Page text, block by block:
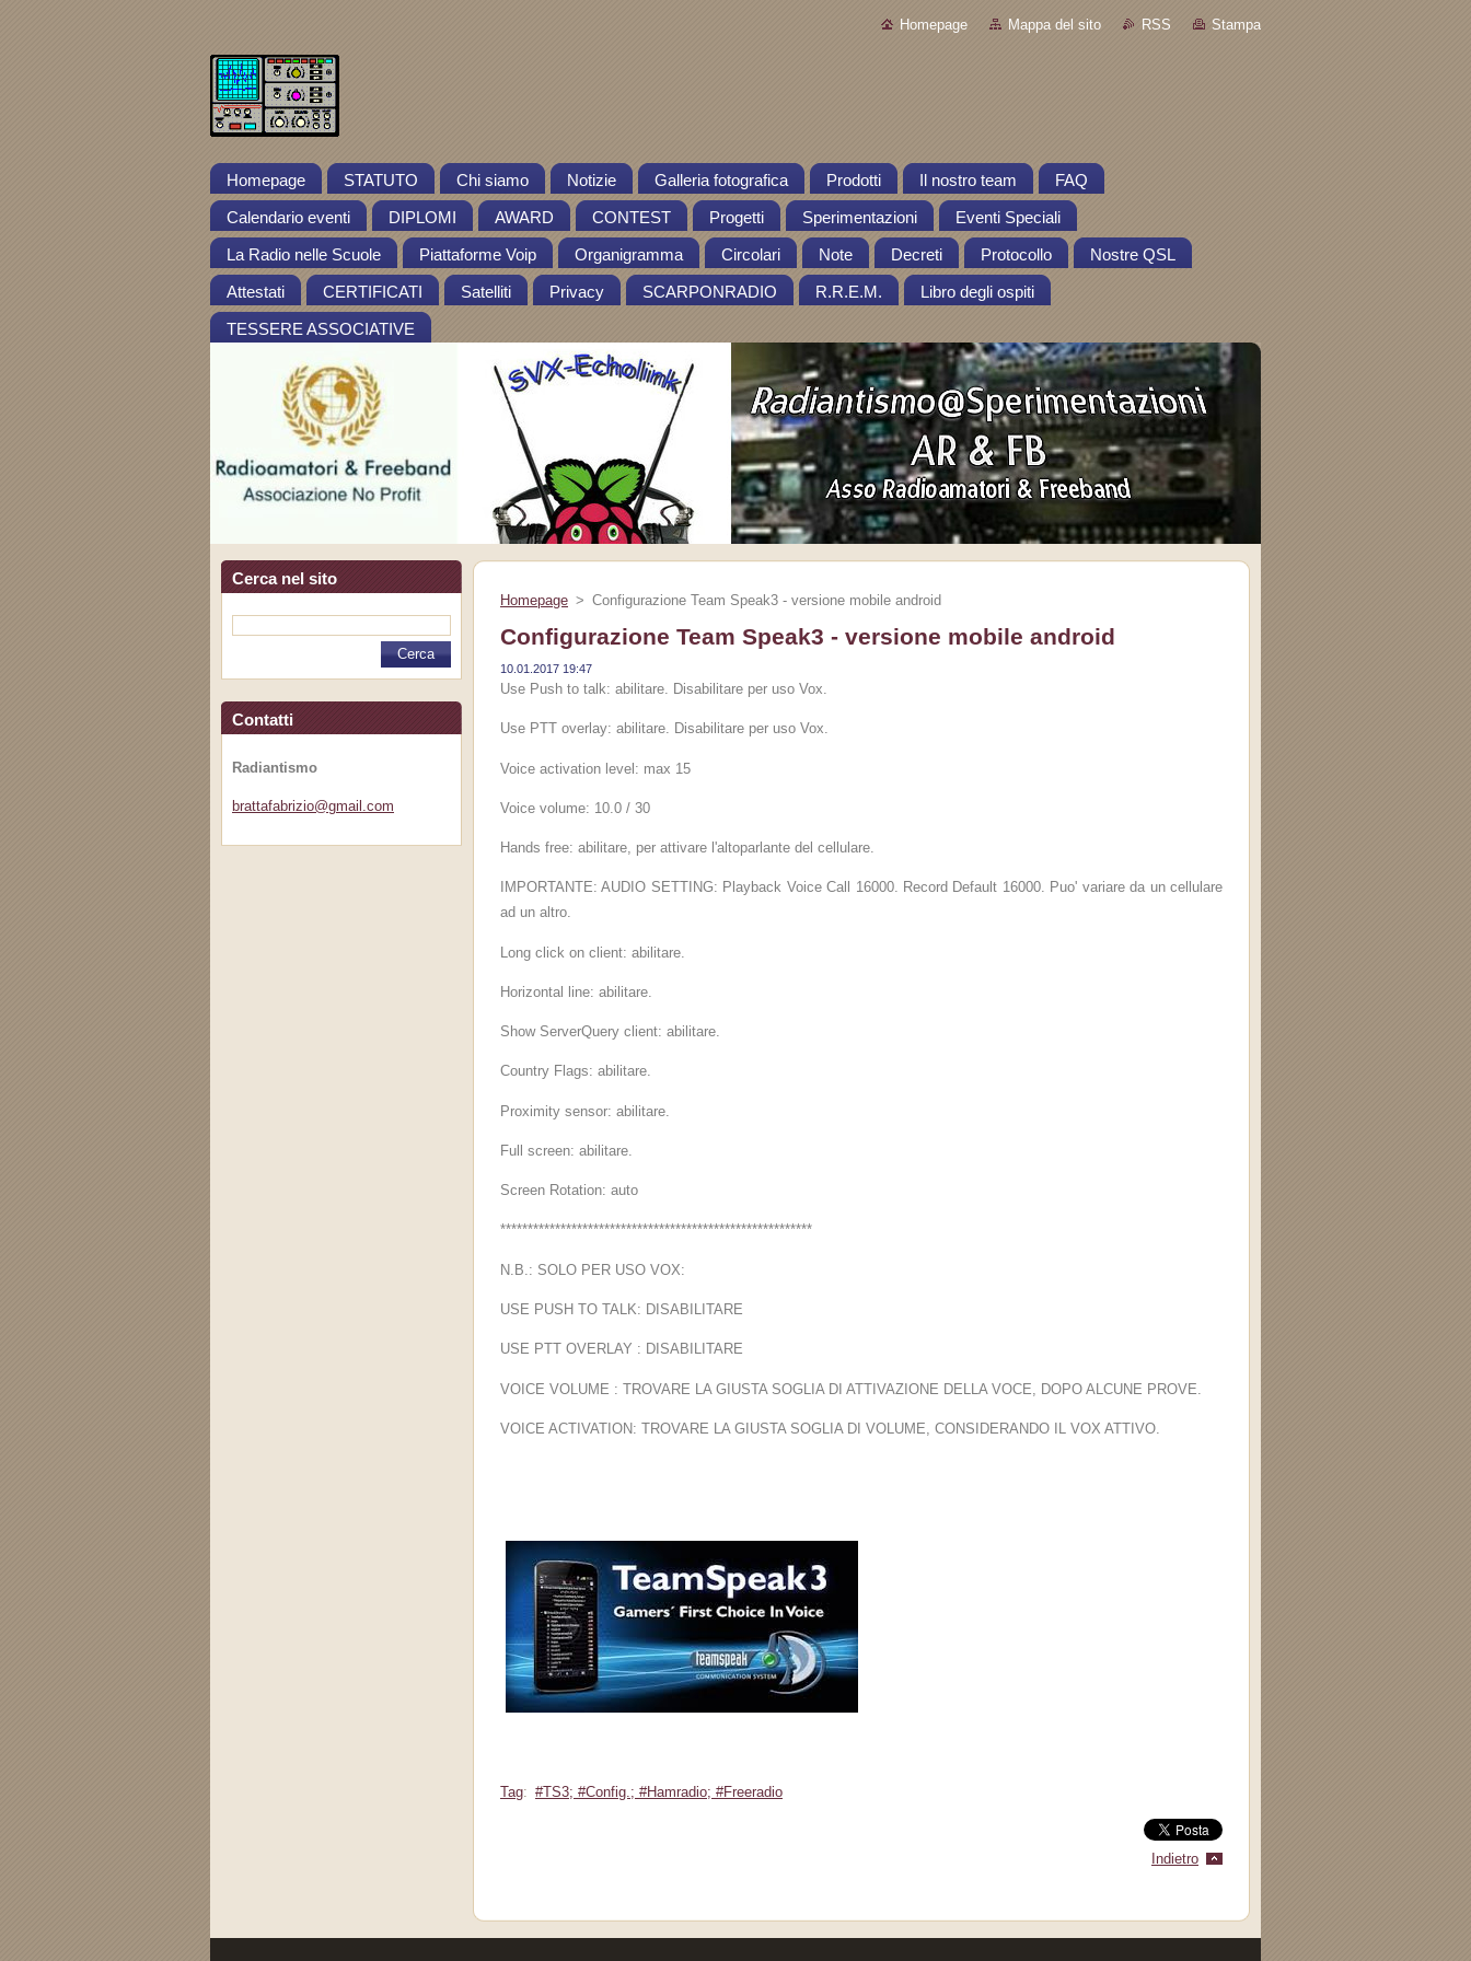
Homepage Mappa del sito RSS Stampa
Homepage STATUTO Chi siamo Notizie Galleria fotografica Prodotti Il nostro team FAQ
Calendario eventi DIPLOMI AWARD CONTEST Progetti Sperimentazioni Eventi Speciali
La Radio nelle Scuole Piattaforme Voip Organigramma Circolari Note Decreti Protocollo Nostre QSL
Attestati CERTIFICATI Satelliti Privacy SCARPONRADIO R.R.E.M. Libro degli ospiti
TESSERE ASSOCIATIVE
Cerca nel sito
Contatti
Radiantismo
brattafabrizio@gmail.com
Homepage > Configurazione Team Speak3 - versione mobile android
Configurazione Team Speak3 - versione mobile android
10.01.2017 19:47
Use Push to talk: abilitare. Disabilitare per uso Vox.
Use PTT overlay: abilitare. Disabilitare per uso Vox.
Voice activation level: max 15
Voice volume: 10.0 / 30
Hands free: abilitare, per attivare l'altoparlante del cellulare.
IMPORTANTE: AUDIO SETTING: Playback Voice Call 16000. Record Default 16000. Puo' variare da un cellulare
ad un altro.
Long click on client: abilitare.
Horizontal line: abilitare.
Show ServerQuery client: abilitare.
Country Flags: abilitare.
Proximity sensor: abilitare.
Full screen: abilitare.
Screen Rotation: auto
*********************************************************
N.B.: SOLO PER USO VOX:
USE PUSH TO TALK: DISABILITARE
USE PTT OVERLAY : DISABILITARE
VOICE VOLUME : TROVARE LA GIUSTA SOGLIA DI ATTIVAZIONE DELLA VOCE, DOPO ALCUNE PROVE.
VOICE ACTIVATION: TROVARE LA GIUSTA SOGLIA DI VOLUME, CONSIDERANDO IL VOX ATTIVO.
Tag: #TS3; #Config.; #Hamradio; #Freeradio
Indietro